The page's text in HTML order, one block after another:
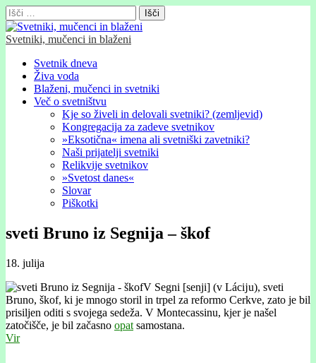
Išči:
Svetniki, mučenci in blaženi
Glavni
meni
Skip
content
Svetnik dneva
Živa voda
Blaženi, mučenci in svetniki
Več o svetništvu
Kje so živeli in delovali svetniki? (zemljevid)
Kongregacija za zadeve svetnikov
»Eksotična« imena ali svetniški zavetniki?
Naši prijatelji svetniki
Relikvije svetnikov
»Svetost danes«
Slovar
Piškotki
sveti Bruno iz Segnija – škof
18. julija
V Segni [senji] (v Lácĳu), sveti
Bruno, škof, ki je mnogo storil in trpel za reformo Cerkve, zato je bil
prisiljen oditi s svojega sedeža. V Montecassinu, kjer je našel
zatočišče, je bil začasno opat samostana.
Vir